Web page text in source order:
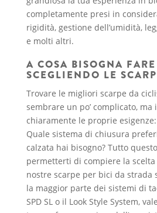
completamente presi in
rigidità, gestione dell’umidità,
e molti altri.
A COSA BISOGNA
SCEGLIENDO LE
Trovare le migliori scarpe da
sembrare un po’ complicato,
chiaramente le proprie
Quale sistema di chiusura
calzata hai bisogno? Tutto
permetterti di compiere la
nostre scarpe per bici da strada
la maggior parte dei sistemi di
SPD SL o il Look Style System,